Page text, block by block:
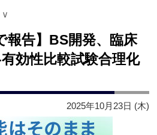
∨
報告】BS開発、臨床
効性比較試験合理化
2025年10月23日 (木)